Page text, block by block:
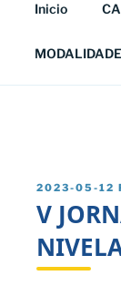
Inicio
PUBLICADO
2023-05-12
V